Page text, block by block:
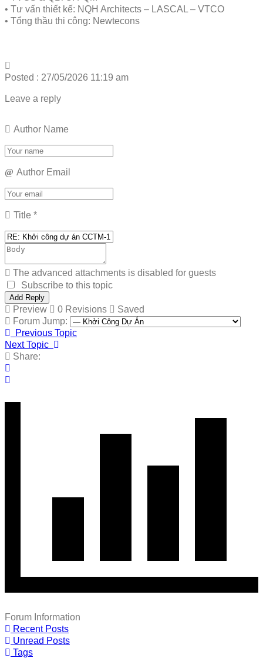
• Tư vấn thiết kế: NQH Architects – LASCAL – VTCO
• Tổng thầu thi công: Newtecons
Posted : 27/05/2026 11:19 am
Leave a reply
Author Name
Author Email
Title *
The advanced attachments is disabled for guests
Subscribe to this topic
Preview 0 Revisions
Saved
Forum Jump:
Previous Topic
Next Topic
Share:
Forum Information
Recent Posts
Unread Posts
Tags